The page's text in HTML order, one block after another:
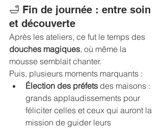
🛁 Fin de journée : entre soin
et découverte
Après les ateliers, ce fut le temps des
douches magiques, où même la
mousse semblait chanter.
Puis, plusieurs moments marquants :
Élection des préfets des maisons :
grands applaudissements pour
féliciter celles et ceux qui auront la
mission de guider leurs